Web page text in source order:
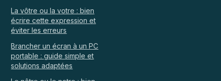
La vôtre ou la votre : bien
écrire cette expression et
éviter les erreurs
Brancher un écran à un PC
portable : guide simple et
solutions adaptées